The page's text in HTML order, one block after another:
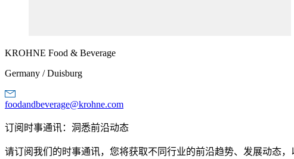
KROHNE Food & Beverage
Germany / Duisburg
foodandbeverage@krohne.com
订阅时事通讯：洞悉前沿动态
请订阅我们的时事通讯，您将获取不同行业的前沿趋势、发展动态